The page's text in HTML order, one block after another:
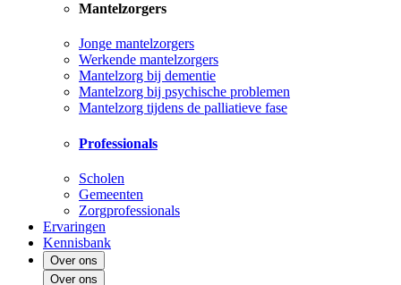
Mantelzorgers
Jonge mantelzorgers
Werkende mantelzorgers
Mantelzorg bij dementie
Mantelzorg bij psychische problemen
Mantelzorg tijdens de palliatieve fase
Professionals
Scholen
Gemeenten
Zorgprofessionals
Ervaringen
Kennisbank
Over ons
Over ons